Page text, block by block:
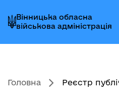
до
головного
меню
до
головного
вмісту
до
головного
колонтитула
Вінницька обласна
військова адміністрація
Головна Реєстр